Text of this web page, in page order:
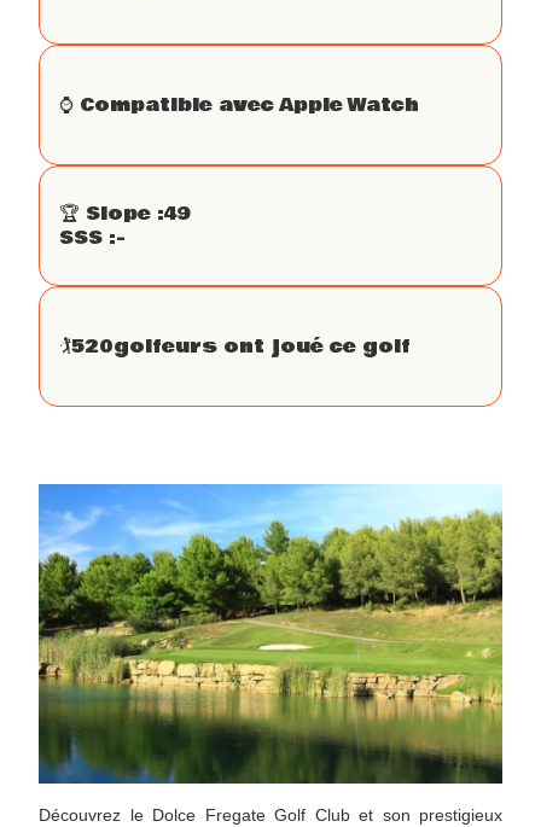
⌚️ Compatible avec Apple Watch
🏆 Slope :49
SSS :-
🏌520golfeurs ont joué ce golf
Découvrez le Dolce Fregate Golf Club et son prestigieux